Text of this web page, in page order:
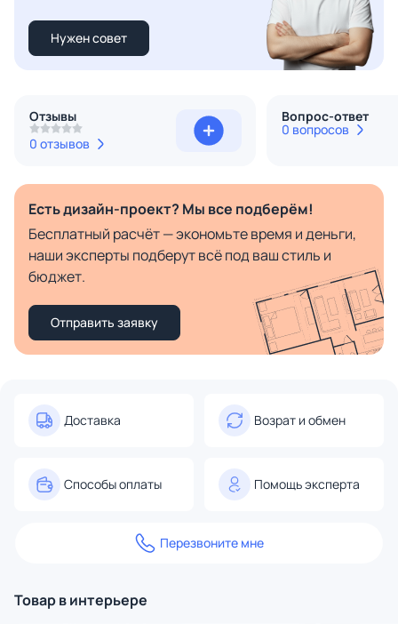
Нужен совет
Отзывы
0 отзывов
Вопрос-ответ
0 вопросов
Есть дизайн-проект? Мы все подберём!
Бесплатный расчёт — экономьте время и деньги,
наши эксперты подберут всё под ваш стиль и
бюджет.
Отправить заявку
Доставка Возрат и обмен
Способы оплаты Помощь эксперта
Перезвоните мне
Товар в интерьере